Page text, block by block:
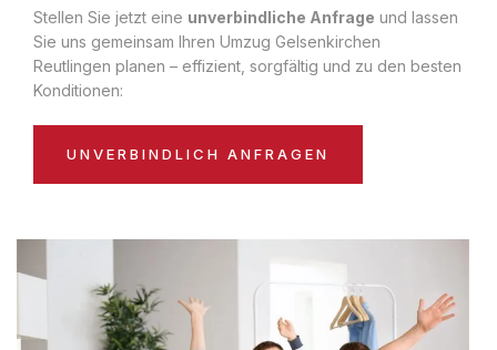
Stellen Sie jetzt eine unverbindliche Anfrage und lassen
Sie uns gemeinsam Ihren Umzug Gelsenkirchen
Reutlingen planen – effizient, sorgfältig und zu den besten
Konditionen:
UNVERBINDLICH ANFRAGEN